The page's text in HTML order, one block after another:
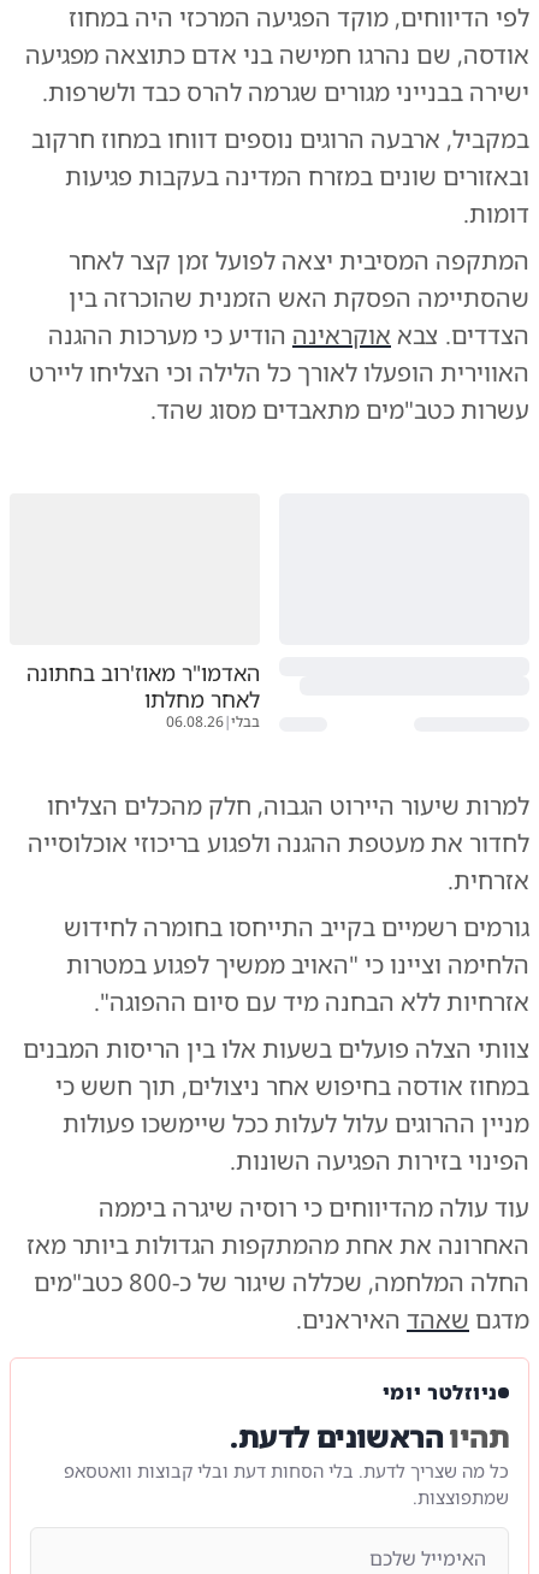
לפי הדיווחים, מוקד הפגיעה המרכזי היה במחוז
אודסה, שם נהרגו חמישה בני אדם כתוצאה מפגיעה
ישירה בבנייני מגורים שגרמה להרס כבד ולשרפות.
במקביל, ארבעה הרוגים נוספים דווחו במחוז חרקוב
ובאזורים שונים במזרח המדינה בעקבות פגיעות
דומות.
​המתקפה המסיבית יצאה לפועל זמן קצר לאחר
שהסתיימה הפסקת האש הזמנית שהוכרזה בין
הצדדים. צבא אוקראינה הודיע כי מערכות ההגנה
האווירית הופעלו לאורך כל הלילה וכי הצליחו ליירט
עשרות כטב"מים מתאבדים מסוג שהד.
האדמו"ר מאוז'רוב בחתונה
לאחר מחלתו
בבלי|
06.08.26
למרות שיעור היירוט הגבוה, חלק מהכלים הצליחו
לחדור את מעטפת ההגנה ולפגוע בריכוזי אוכלוסייה
אזרחית.
​גורמים רשמיים בקייב התייחסו בחומרה לחידוש
הלחימה וציינו כי "האויב ממשיך לפגוע במטרות
אזרחיות ללא הבחנה מיד עם סיום ההפוגה".
צוותי הצלה פועלים בשעות אלו בין הריסות המבנים
במחוז אודסה בחיפוש אחר ניצולים, תוך חשש כי
מניין ההרוגים עלול לעלות ככל שיימשכו פעולות
הפינוי בזירות הפגיעה השונות.
עוד עולה מהדיווחים כי רוסיה שיגרה ביממה
האחרונה את אחת מהמתקפות הגדולות ביותר מאז
החלה המלחמה, שכללה שיגור של כ-800 כטב"מים
מדגם שאהד האיראנים.
ניוזלטר יומי
תהיוהראשונים לדעת.
כל מה שצריך לדעת. בלי הסחות דעת ובלי קבוצות וואטסאפ
שמתפוצצות.